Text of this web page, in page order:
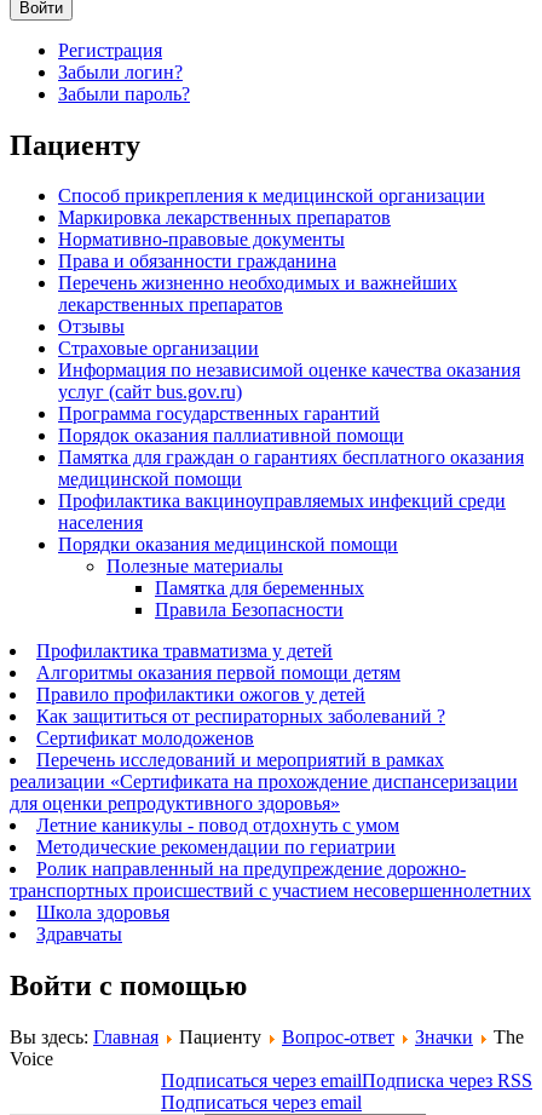
Войти
Регистрация
Забыли логин?
Забыли пароль?
Пациенту
Способ прикрепления к медицинской организации
Маркировка лекарственных препаратов
Нормативно-правовые документы
Права и обязанности гражданина
Перечень жизненно необходимых и важнейших
лекарственных препаратов
Отзывы
Страховые организации
Информация по независимой оценке качества оказания
услуг (сайт bus.gov.ru)
Программа государственных гарантий
Порядок оказания паллиативной помощи
Памятка для граждан о гарантиях бесплатного оказания
медицинской помощи
Профилактика вакциноуправляемых инфекций среди
населения
Порядки оказания медицинской помощи
Полезные материалы
Памятка для беременных
Правила Безопасности
Профилактика травматизма у детей
Алгоритмы оказания первой помощи детям
Правило профилактики ожогов у детей
Как защититься от респираторных заболеваний ?
Сертификат молодоженов
Перечень исследований и мероприятий в рамках
реализации «Сертификата на прохождение диспансеризации
для оценки репродуктивного здоровья»
Летние каникулы - повод отдохнуть с умом
Методические рекомендации по гериатрии
Ролик направленный на предупреждение дорожно-
транспортных происшествий с участием несовершеннолетних
Школа здоровья
Здравчаты
Войти с помощью
Вы здесь: Главная Пациенту Вопрос-ответ Значки
The
Voice
Подписаться через email
Подписаться через email
Подписка через RSS